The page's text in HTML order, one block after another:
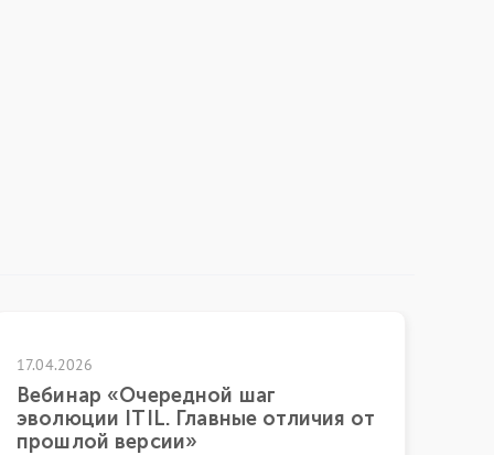
«Очередной шаг
ITIL. Главные отличия от
версии»
к